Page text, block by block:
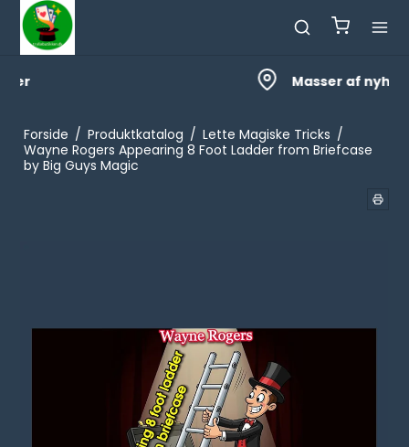
Masser af nyheder
Forside / Produktkatalog / Lette Magiske Tricks /
Wayne Rogers Appearing 8 Foot Ladder from Briefcase
by Big Guys Magic